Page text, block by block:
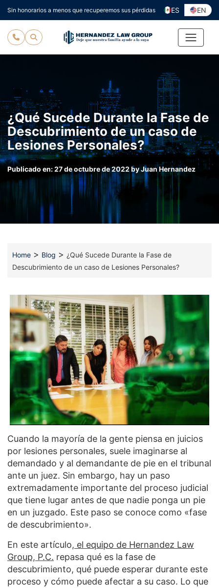
al
contenido
Sin honorarios a menos que recuperemos sus pérdidas ES EN
¿Qué Sucede Durante la Fase de
Descubrimiento de un caso de
Lesiones Personales?
Publicado en:27 de octubre de 2022byJuan Hernandez
Home > Blog > ¿Qué Sucede Durante la Fase de
Descubrimiento de un caso de Lesiones Personales?
Cuando la mayoría de la gente piensa en juicios
por lesiones personales, suele imaginarse al
demandado y al demandante de pie en el tribunal
ante un juez. Sin embargo, hay un paso
extremadamente importante del proceso judicial
que tiene lugar antes de que nadie ponga un pie
en un juzgado. Este paso se conoce como «fase
de descubrimiento».
En este artículo, el equipo de Hernandez Law
Group, P.C. repasa qué es la fase de
descubrimiento, qué puede esperar durante este
proceso y cómo puede afectar a su caso. Lo que